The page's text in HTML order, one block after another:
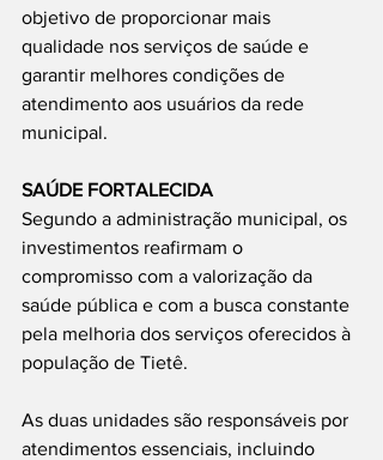
objetivo de proporcionar mais
qualidade nos serviços de saúde e
garantir melhores condições de
atendimento aos usuários da rede
municipal.
SAÚDE FORTALECIDA
Segundo a administração municipal, os
investimentos reafirmam o
compromisso com a valorização da
saúde pública e com a busca constante
pela melhoria dos serviços oferecidos à
população de Tietê.
As duas unidades são responsáveis por
atendimentos essenciais, incluindo